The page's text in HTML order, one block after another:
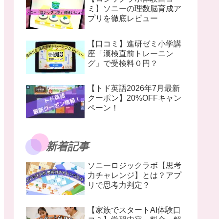
ミ】ソニーの理数脳育成ア
プリを徹底レビュー
【口コミ】進研ゼミ小学講
座「漢検直前トレーニン
グ」で受検料０円？
【トド英語2026年7月最新
クーポン】20%OFFキャン
ペーン！
新着記事
ソニーロジックラボ【思考
力チャレンジ】とは？アプ
リで思考力判定？
【家族でスタートAI体験口